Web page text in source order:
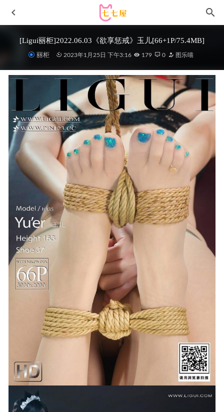
[Ligui丽柜]2022.06.03《欲享惩戒》玉儿[66+1P/75.4MB]
丽柜 2023年1月25日 下午3:16 179 0 图乐喵
Bangni邦尼 – NO.030 面试[85P16V 1.05G]
21天前
KenKen けん研 – 066 [Fantia] 2024年06月[148P2V-1.79G]
2024-07-09
您的蛋蛋 – NO.050 小红帽[34P-408MB]
霜月shimo – NO.135 Officer Toki[25P-40MB] 2026-02-01
[Xiuren秀人网]2025.09.28 NO.10818 沈南汐
RuRu[57P/630.04MB]
2026-05-04